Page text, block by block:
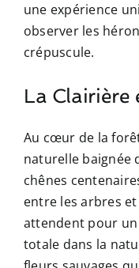
une expérience
observer les
crépuscule.
La Clairière
Au cœur de la
naturelle baignée
chênes
entre les arbres
attendent pour
totale dans la